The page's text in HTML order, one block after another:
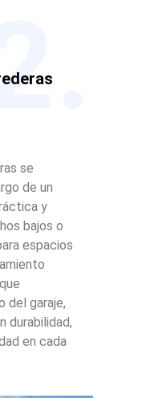
se
de un
y
bajos o
espacios
del garaje,
durabilidad,
en cada